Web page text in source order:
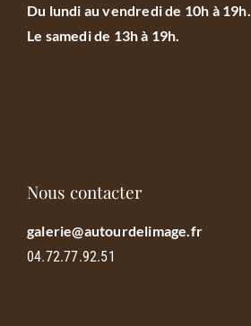
Du lundi au vendredi de 10h à 19h.
Le samedi de 13h à 19h.
Nous contacter
galerie@autourdelimage.fr
04.72.77.92.51